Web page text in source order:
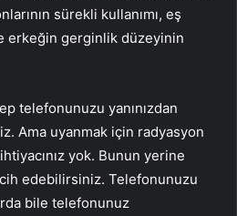
sürekli kullanımı, eş
erkeğin gerginlik düzeyinin
telefonunuzu yanınızdan
Ama uyanmak için radyasyon
yok. Bunun yerine
edebilirsiniz. Telefonunuzu
bile telefonunuz